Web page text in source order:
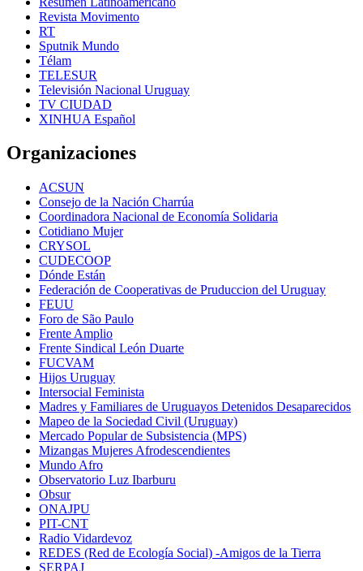
Revista Movimento
RT
Sputnik Mundo
Télam
TELESUR
Televisión Nacional Uruguay
TV CIUDAD
XINHUA Español
Organizaciones
ACSUN
Consejo de la Nación Charrúa
Coordinadora Nacional de Economía Solidaria
Cotidiano Mujer
CRYSOL
CUDECOOP
Dónde Están
Federación de Cooperativas de Pruduccion del Uruguay
FEUU
Foro de São Paulo
Frente Amplio
Frente Sindical León Duarte
FUCVAM
Hijos Uruguay
Intersocial Feminista
Madres y Familiares de Uruguayos Detenidos Desaparecidos
Mapeo de la Sociedad Civil (Uruguay)
Mercado Popular de Subsistencia (MPS)
Mizangas Mujeres Afrodescendientes
Mundo Afro
Observatorio Luz Ibarburu
Obsur
ONAJPU
PIT-CNT
Radio Vidardevoz
REDES (Red de Ecología Social) -Amigos de la Tierra
SERPAJ